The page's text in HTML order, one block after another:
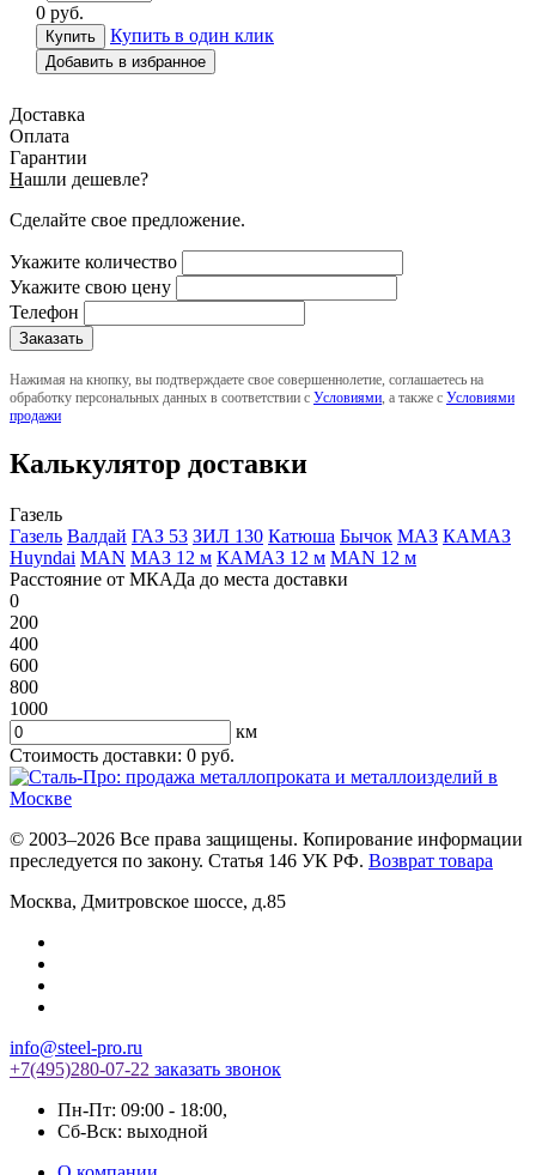
0 руб.
Купить в один клик
Добавить в избранное
Доставка
Оплата
Гарантии
Нашли дешевле?
Сделайте свое предложение.
Укажите количество
Укажите свою цену
Телефон
Нажимая на кнопку, вы подтверждаете свое совершеннолетие, соглашаетесь на
обработку персональных данных в соответствии с Условиями , а также с Условиями
продажи
Калькулятор доставки
Газель
Газель Валдай ГАЗ 53 ЗИЛ 130 Катюша Бычок МАЗ КАМАЗ
Huyndai MAN МАЗ 12 м КАМАЗ 12 м MAN 12 м
Расстояние от МКАДа до места доставки
0
200
400
600
800
1000
км
Стоимость доставки: 0 руб.
© 2003–2026 Все права защищены. Копирование информации
преследуется по закону. Статья 146 УК РФ. Возврат товара
Москва, Дмитровское шоссе, д.85
info@steel-pro.ru
+7(495)280-07-22 заказать звонок
Пн-Пт: 09:00 - 18:00,
Cб-Вск: выходной